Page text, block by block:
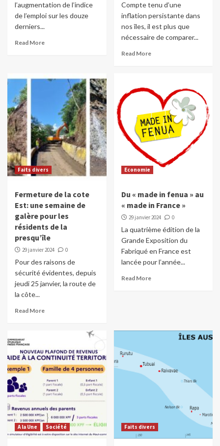
l’augmentation de l’indice
de l’emploi sur les douze
derniers...
Read More
Compte tenu d’une
inflation persistante dans
nos îles, il est plus que
nécessaire de comparer...
Read More
Faits divers
Fermeture de la cote
Est: une semaine de
galère pour les
résidents de la
presqu’île
29 janvier 2024 0
Pour des raisons de
sécurité évidentes, depuis
jeudi 25 janvier, la route de
la côte...
Read More
Economie
Du « made in fenua » au
« made in France »
29 janvier 2024 0
La quatrième édition de la
Grande Exposition du
Fabriqué en France est
lancée pour l’année...
Read More
A la Une Société Faits divers